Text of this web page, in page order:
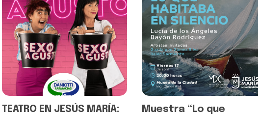
TEATRO EN JESÚS MARÍA:
Muestra “Lo que